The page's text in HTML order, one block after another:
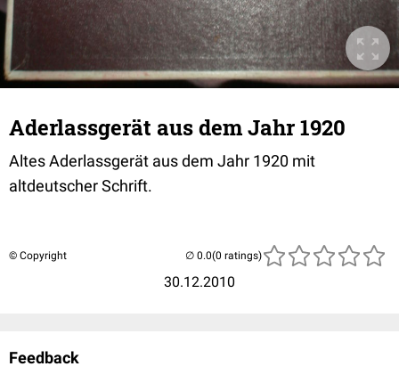
Aderlassgerät aus dem Jahr 1920
Altes Aderlassgerät aus dem Jahr 1920 mit
altdeutscher Schrift.
© Copyright
30.12.2010
(0 ratings)
Feedback